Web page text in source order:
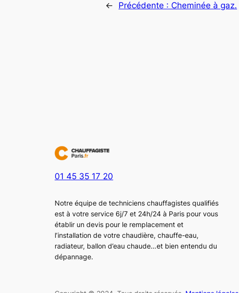
← Précédente : Cheminée à gaz.
01 45 35 17 20
Notre équipe de techniciens chauffagistes qualifiés
est à votre service 6j/7 et 24h/24 à Paris pour vous
établir un devis pour le remplacement et
l’installation de votre chaudière, chauffe-eau,
radiateur, ballon d’eau chaude…et bien entendu du
dépannage.